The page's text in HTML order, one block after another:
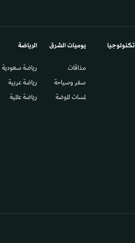
تكنولوجيا يوميات الشرق​
مذاقات
سفر وسياحة
لمسات الموضة
الرياضة
رياضة سعودية
رياضة عربية
رياضة عالمية